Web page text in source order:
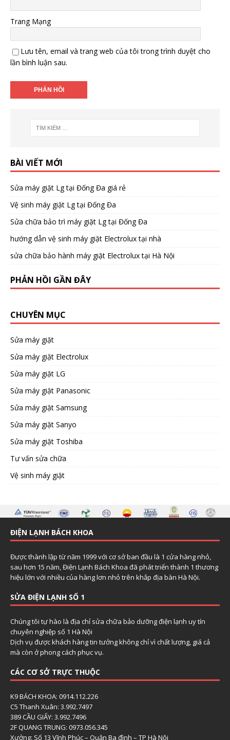
Trang Mạng
Lưu tên, email và trang web của tôi trong trình duyệt cho
lần bình luận sau.
BÀI VIẾT MỚI
Sửa máy giặt Lg tại Đống Đa giá rẻ
Vệ sinh máy giặt Lg tại Đống Đa
Sửa chữa bảo trì máy giặt Lg tại Đống Đa
hướng dẫn vệ sinh máy giặt Electrolux tại nhà
sửa chữa bảo hành máy giặt Electrolux tại Hà Nội
PHẢN HỒI GẦN ĐÂY
CHUYÊN MỤC
Sửa máy giặt
Sửa máy giặt Electrolux
Sửa máy giặt LG
Sửa máy giặt Panasonic
Sửa máy giặt Samsung
Sửa máy giặt Sanyo
Sửa máy giặt Toshiba
Tư vấn sửa chữa
Vệ sinh máy giặt
ĐIỆN LẠNH BÁCH KHOA
Được thành lập từ năm 1999 với cơ sở ban đầu là 1 cửa hàng nhỏ,
sau hơn 15 năm, Điện Lạnh Bách Khoa đã phát triển thành 1 thương
hiệu lớn với nhiều của hàng lơn nhỏ trên khắp địa bàn Hà Nội.
SỬA ĐIỆN LẠNH SỐ 1
Chúng tôi tự hào là địa chỉ sửa chữa bảo dưỡng điện lạnh uy tín
chuyên nghiệp số 1 Hà Nội
Dịch vụ được khách hàng tin tưởng không chỉ vì chất lượng, giá cả
mà còn ở phong cách phục vụ.
CÁC CƠ SỞ TRỰC THUỘC
K9 BÁCH KHOA: 0914.112.226
C5 Thanh Xuân: 3.992.7497
389 CẦU GIẤY: 3.992.7496
2F QUANG TRUNG: 0973.056.345
Xưởng: Số 13 Vĩnh Phúc – Quận Ba đình – TP Hà Nội